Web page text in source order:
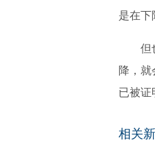
是在下
但
降，
已被证
相关